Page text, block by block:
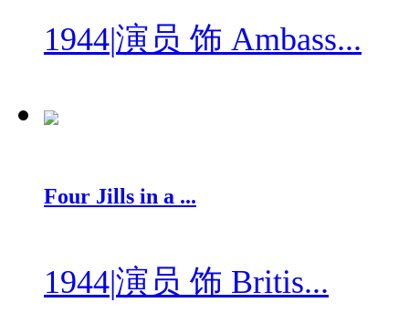
1944|演员 饰 Ambass...
Four Jills in a ...
1944|演员 饰 Britis...